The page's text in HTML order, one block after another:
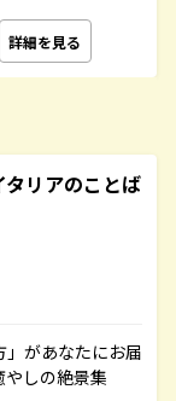
詳細を見る
リアのことば
があなたにお届
しの絶景集